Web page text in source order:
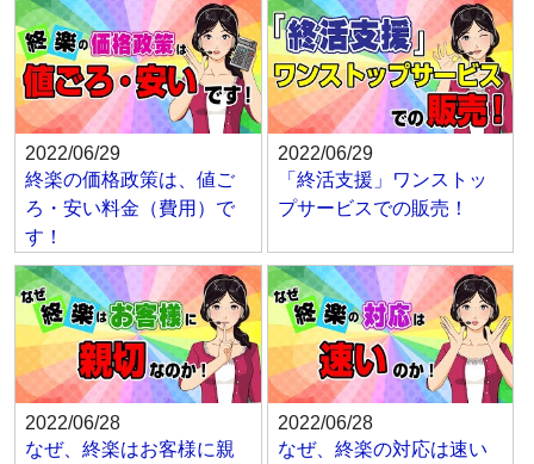
2022/06/29
終楽の価格政策は、値ご
ろ・安い料金（費用）で
す！
2022/06/29
「終活支援」ワンストッ
プサービスでの販売！
2022/06/28
なぜ、終楽はお客様に親
2022/06/28
なぜ、終楽の対応は速い